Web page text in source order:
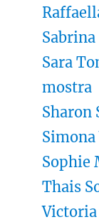
Sara
mostra
Sharon
Sophie
Thais